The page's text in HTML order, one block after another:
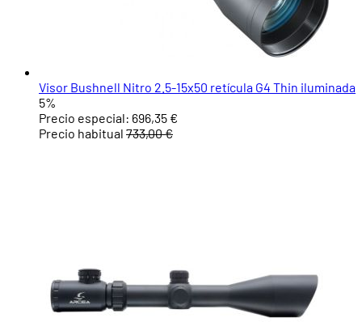
Visor Bushnell Nitro 2.5-15x50 retícula G4 Thin iluminada
5%
Precio especial: 696,35 €
Precio habitual 733,00 €